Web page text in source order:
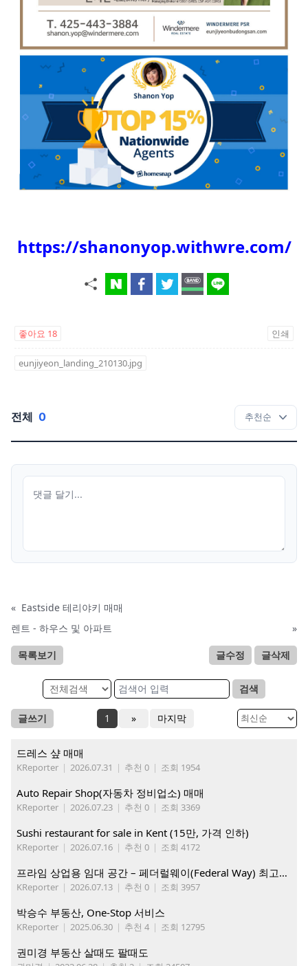
https://shanonyop.withwre.com/
좋아요 18 인쇄
eunjiyeon_landing_210130.jpg
전체 0
« Eastside 테리야키 매매
렌트 - 하우스 및 아파트
»
목록보기 글수정 글삭제
검색
글쓰기 1 » 마지막
드레스 샾 매매
KReporter | 2026.07.31 | 추천 0 | 조회 1954
Auto Repair Shop(자동차 정비업소) 매매
KReporter | 2026.07.23 | 추천 0 | 조회 3369
Sushi restaurant for sale in Kent (15만, 가격 인하)
KReporter | 2026.07.16 | 추천 0 | 조회 4172
프라임 상업용 임대 공간 – 페더럴웨이(Federal Way) 최고의 가시성 입지
KReporter | 2026.07.13 | 추천 0 | 조회 3957
박승수 부동산, One-Stop 서비스
KReporter | 2025.06.30 | 추천 4 | 조회 12795
권미경 부동산 살때도 팔때도